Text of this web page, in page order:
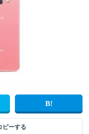
ピーする